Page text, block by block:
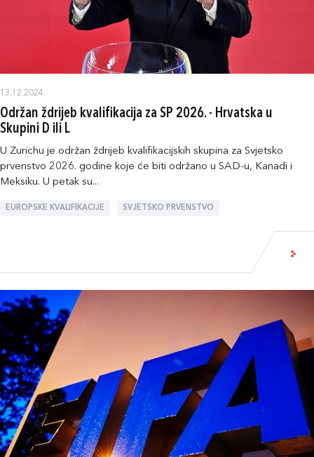
13.12.2024.
Održan ždrijeb kvalifikacija za SP 2026. - Hrvatska u
Skupini D ili L
U Zurichu je održan ždrijeb kvalifikacijskih skupina za Svjetsko
prvenstvo 2026. godine koje će biti održano u SAD-u, Kanadi i
Meksiku. U petak su...
EUROPSKE KVALIFIKACIJE SVJETSKO PRVENSTVO